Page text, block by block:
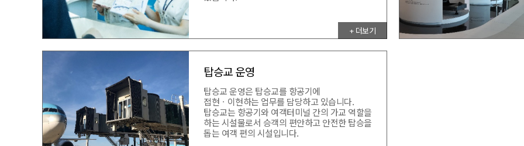
+ 더보기
탑승교 운영
탑승교 운영은 탑승교를 항공기에
접현ㆍ이현하는 업무를 담당하고 있습니다.
탑승교는 항공기와 여객터미널 간의 가교 역할을
하는 시설물로서 승객의 편안하고 안전한 탑승을
돕는 여객 편의 시설입니다.